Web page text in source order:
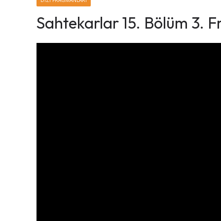
Sahtekarlar 15. Bölüm 3.